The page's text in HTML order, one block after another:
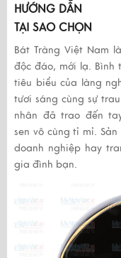
HƯỚNG DẪN
TẠI SAO CHỌN
Bát Tràng Việt Nam
độc đáo, mới lạ. Bình
tiêu biểu của làng
tươi sáng cùng sự
nhân đã trao đến
sen vô cùng tỉ mỉ.
doanh nghiệp hay
gia đình bạn.